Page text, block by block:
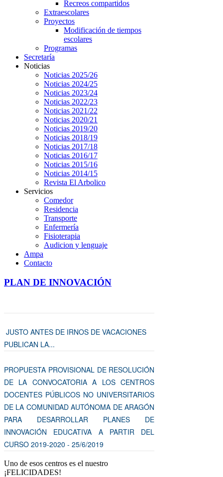
Recreos compartidos
Extraescolares
Proyectos
Modificación de tiempos
escolares
Programas
Secretaría
Noticias
Noticias 2025/26
Noticias 2024/25
Noticias 2023/24
Noticias 2022/23
Noticias 2021/22
Noticias 2020/21
Noticias 2019/20
Noticias 2018/19
Noticias 2017/18
Noticias 2016/17
Noticias 2015/16
Noticias 2014/15
Revista El Arbolico
Servicios
Comedor
Residencia
Transporte
Enfermería
Fisioterapia
Audicion y lenguaje
Ampa
Contacto
PLAN DE INNOVACIÓN
JUSTO ANTES DE IRNOS DE VACACIONES
PUBLICAN LA...
PROPUESTA PROVISIONAL DE RESOLUCIÓN
DE LA CONVOCATORIA A LOS CENTROS
DOCENTES PÚBLICOS NO UNIVERSITARIOS
DE LA COMUNIDAD AUTÓNOMA DE ARAGÓN
PARA DESARROLLAR PLANES DE
INNOVACIÓN EDUCATIVA A PARTIR DEL
CURSO 2019-2020 - 25/6/2019
Uno de esos centros es el nuestro
¡FELICIDADES!